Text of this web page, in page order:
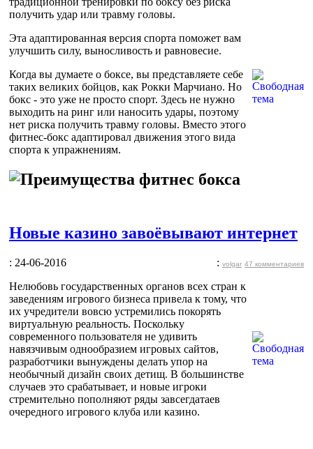
получить удар или травму головы.
Эта адаптированная версия спорта поможет вам
улучшить силу, выносливость и равновесие.
Когда вы думаете о боксе, вы представляете себе
таких великих бойцов, как Рокки Марчиано. Но
бокс - это уже не просто спорт. Здесь не нужно
выходить на ринг или наносить удары, поэтому
нет риска получить травму головы. Вместо этого
фитнес-бокс адаптировал движения этого вида
спорта к упражнениям.
Новые казино завоёвывают интернет
: 24-06-2016 : volgar 47 комментариев
Нелюбовь государственных органов всех стран к
заведениям игрового бизнеса привела к тому, что
их учредители вовсю устремились покорять
виртуальную реальность. Поскольку
современного пользователя не удивить
навязчивым однообразием игровых сайтов,
разработчики вынуждены делать упор на
необычный дизайн своих детищ. В большинстве
случаев это срабатывает, и новые игроки
стремительно пополняют ряды завсегдатаев
очередного игрового клуба или казино.